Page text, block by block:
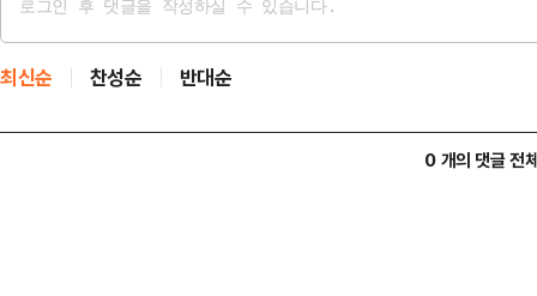
최신순 찬성순 반대순
0 개의 댓글 전